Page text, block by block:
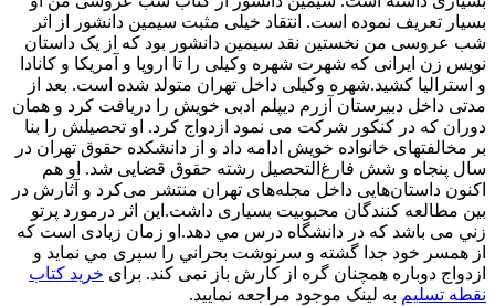
بسیار تعریف نموده است. انتقاد خیلی مثبت سیمین دانشور از اثر
شب عروسی من نخستین نقد سیمین دانشور بود که از یک داستان
نویس زن ایرانی که شهرت شهره وکیلی را تا اروپا و آمریکا و کانادا
و استرالیا کشید.شهره وکیلی داخل تهران متولد شده است. بعد از
مدتی داخل دبیرستان آزرم دیپلم ادبی خویش را دریافت کرد و همان
دوران که در کنکور شرکت می نمود ازدواج کرد. او تحصیلش را بنا
بر مخالفتهای خانواده خویش ادامه داد و از دانشکده حقوق تهران در
سال پنجاه و شش فارغ‌التحصیل رشته حقوق قضایی شد. او هم
اکنون داستان‌هایی داخل مجله‌های تهران منتشر می‌کرد و آثارش در
بین مطالعه کنندگان محبوبیت بسیاری داشت.این اثر درمورد پرتو
زني می باشد كه در دانشگاه درس مي دهد.او زمان زیادی است كه
از همسر خود جدا گشته و سرنوشت بحراني را سپری مي نماید و
ازدواج دوباره همچنان گره از كارش باز نمی کند. برای خرید کتاب
نقطه تسلیم به لینک موجود مراجعه نمایید.